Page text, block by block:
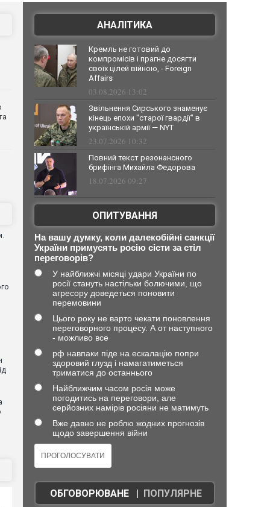
АНАЛІТИКА
Кремль не готовий до
компромісів і прагне досягти
своїх цілей війною, - Foreign
Affairs
03.08.2026 13:02
Звільнення Сирського знаменує
кінець епохи "старої гвардії" в
українській армії — NYT
23.07.2026 10:32
Повний текст резонансного
брифінга Михайла Федорова
18.07.2026 09:27
ОПИТУВАННЯ
На вашу думку, коли далекобійні санкції
України примусять росію сісти за стіл
переговорів?
У найближчі місяці удари України по
росії стануть настільки болючими, що
агресору доведеться поновити
перемовини
Цього року не варто чекати поновлення
переговорного процесу. А от наступного
- можливо все
рф навпаки піде на ескалацію попри
здоровий глузд і намагатиметься
триматися до останнього
Найближчим часом росія може
погодитись на переговори, але
серйозних намірів росіяни не матимуть
Вже давно не роблю жодних прогнозів
щодо завершення війни
ОБГОВОРЮВАНЕ| ПОПУЛЯРНЕ